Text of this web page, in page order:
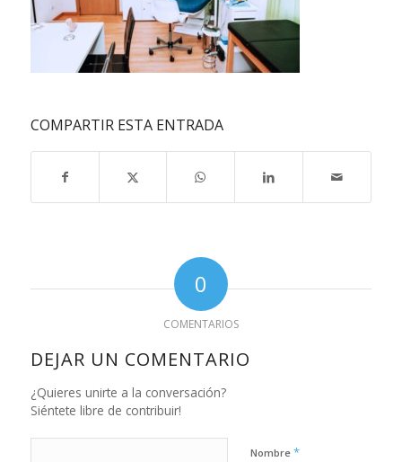
COMPARTIR ESTA ENTRADA
0
COMENTARIOS
DEJAR UN COMENTARIO
¿Quieres unirte a la conversación?
Siéntete libre de contribuir!
Nombre *